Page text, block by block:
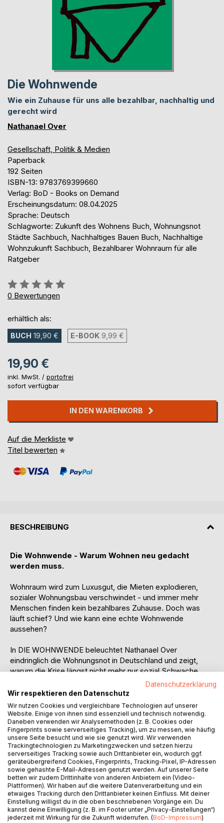
Die Wohnwende
Wie ein Zuhause für uns alle bezahlbar, nachhaltig und
gerecht wird
Nathanael Over
Gesellschaft, Politik & Medien
Paperback
192 Seiten
ISBN-13: 9783769399660
Verlag: BoD - Books on Demand
Erscheinungsdatum: 08.04.2025
Sprache: Deutsch
Schlagworte: Zukunft des Wohnens Buch, Wohnungsnot
Städte Sachbuch, Nachhaltiges Bauen Buch, Nachhaltige
Wohnzukunft Sachbuch, Bezahlbarer Wohnraum für alle
Ratgeber
Bewertung::
0%
0 Bewertungen
erhältlich als:
BUCH 19,90 € E-BOOK 9,99 €
19,90 €
inkl. MwSt. / portofrei
sofort verfügbar
IN DEN WARENKORB
Auf die Merkliste
Titel bewerten
BESCHREIBUNG
Die Wohnwende - Warum Wohnen neu gedacht
werden muss.
Wohnraum wird zum Luxusgut, die Mieten explodieren,
sozialer Wohnungsbau verschwindet - und immer mehr
Menschen finden kein bezahlbares Zuhause. Doch was
läuft schief? Und wie kann eine echte Wohnwende
aussehen?
In DIE WOHNWENDE beleuchtet Nathanael Over
eindringlich die Wohnungsnot in Deutschland und zeigt,
warum die Krise längst nicht mehr nur sozial Schwache
betrifft, sondern in der Mitte der Gesellschaft angekommen
ist. Ob Familien, Studierende, Alleinerziehende oder
Rentner*innen - alle spüren die dramatischen Folgen eines
überhitzten Immobilienmarktes.
Doch das Buch bleibt nicht bei der Analyse stehen:
Nathanael Over zeigt konkrete Lösungswege für eine
nachhaltige und sozial gerechte Wohnzukunft. Er diskutiert
innovative Wohnkonzepte, die in Deutschland und weltweit
bereits funktionieren - von gemeinschaftlichem Wohnen
über serielle Holzbauweise bis hin zu neuen
Stadtentwicklungsmodellen. Dabei wird deutlich: Eine
echte Wohnwende ist machbar, wenn Politik, Wirtschaft
und Gesellschaft gemeinsam handeln.
Datenschutzerklärung
Wir respektieren den Datenschutz
Wir nutzen Cookies und vergleichbare Technologien auf unserer
Website. Einige von ihnen sind essenziell und technisch notwendig.
Daneben verwenden wir Analysemethoden (z. B. Cookies oder
Fingerprints sowie serverseitiges Tracking), um zu messen, wie häufig
unsere Seite besucht und wie sie genutzt wird. Wir verwenden
Trackingtechnologien zu Marketingzwecken und setzen hierzu
serverseitiges Tracking sowie auch Drittanbieter ein, wodurch ggf.
geräteübergreifend Cookies, Fingerprints, Tracking-Pixel, IP-Adressen
sowie gehashte E-Mail-Adressen genutzt werden. Auf unserer Seite
betten wir zudem Drittinhalte von anderen Anbietern ein (Video-
Plattformen). Wir haben auf die weitere Datenverarbeitung und ein
etwaiges Tracking durch den Drittanbieter keinen Einfluss. Mit deiner
Einstellung willigst du in die oben beschriebenen Vorgänge ein. Du
kannst deine Einwilligung (z. B. im Footer unter „Privacy-Einstellungen“)
jederzeit mit Wirkung für die Zukunft widerrufen. (BoD-Impressum)